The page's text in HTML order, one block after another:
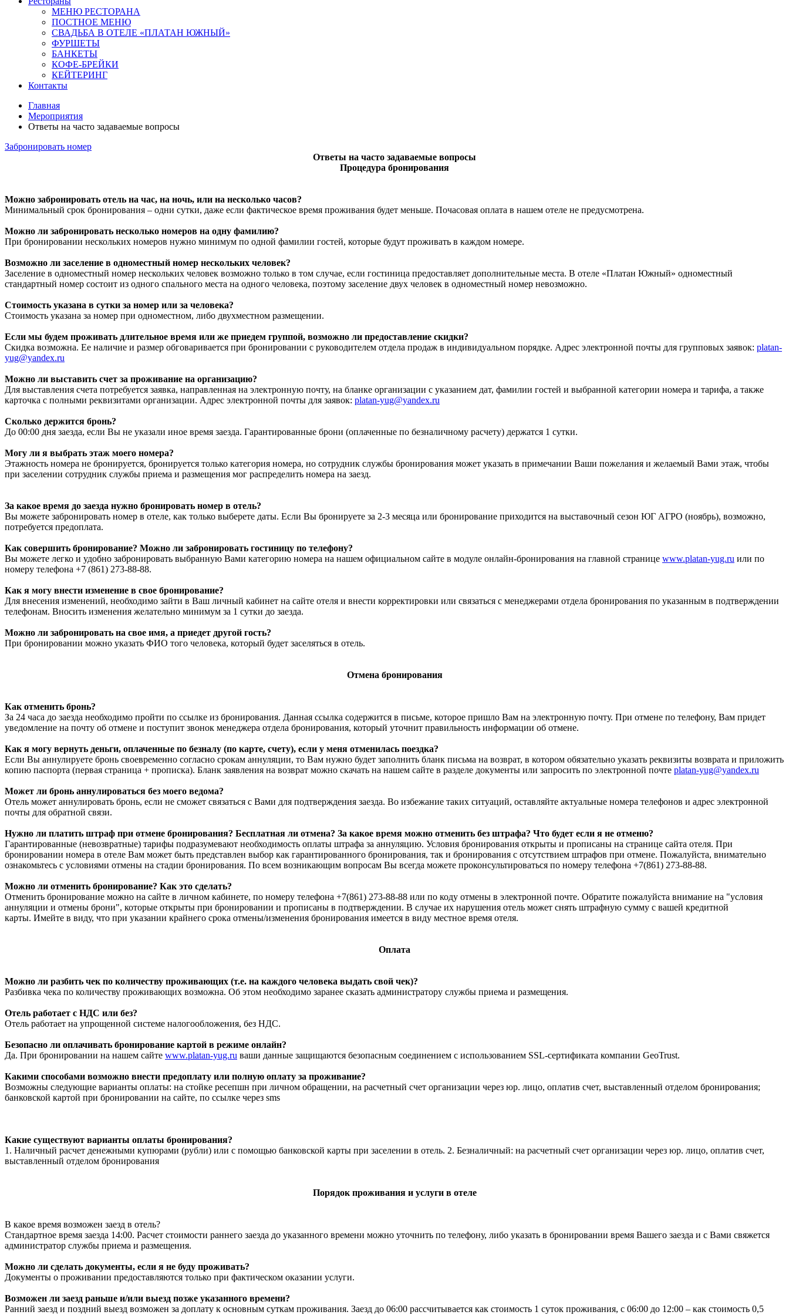
МЕНЮ РЕСТОРАНА
ПОСТНОЕ МЕНЮ
СВАДЬБА В ОТЕЛЕ «ПЛАТАН ЮЖНЫЙ»
ФУРШЕТЫ
БАНКЕТЫ
КОФЕ-БРЕЙКИ
КЕЙТЕРИНГ
Контакты
Главная
Мероприятия
Ответы на часто задаваемые вопросы
Забронировать номер
Ответы на часто задаваемые вопросы
Процедура бронирования
Можно забронировать отель на час, на ночь, или на несколько часов?
Минимальный срок бронирования – одни сутки, даже если фактическое время проживания будет меньше. Почасовая оплата в нашем отеле не предусмотрена.
Можно ли забронировать несколько номеров на одну фамилию?
При бронировании нескольких номеров нужно минимум по одной фамилии гостей, которые будут проживать в каждом номере.
Возможно ли заселение в одноместный номер нескольких человек?
Заселение в одноместный номер нескольких человек возможно только в том случае, если гостиница предоставляет дополнительные места. В отеле «Платан Южный» одноместный
стандартный номер состоит из одного спального места на одного человека, поэтому заселение двух человек в одноместный номер невозможно.
Стоимость указана в сутки за номер или за человека?
Стоимость указана за номер при одноместном, либо двухместном размещении.
Если мы будем проживать длительное время или же приедем группой, возможно ли предоставление скидки?
Скидка возможна. Ее наличие и размер обговаривается при бронировании с руководителем отдела продаж в индивидуальном порядке. Адрес электронной почты для групповых заявок: platan-
yug@yandex.ru
Можно ли выставить счет за проживание на организацию?
Для выставления счета потребуется заявка, направленная на электронную почту, на бланке организации с указанием дат, фамилии гостей и выбранной категории номера и тарифа, а также
карточка с полными реквизитами организации. Адрес электронной почты для заявок: platan-yug@yandex.ru
Сколько держится бронь?
До 00:00 дня заезда, если Вы не указали иное время заезда. Гарантированные брони (оплаченные по безналичному расчету) держатся 1 сутки.
Могу ли я выбрать этаж моего номера?
Этажность номера не бронируется, бронируется только категория номера, но сотрудник службы бронирования может указать в примечании Ваши пожелания и желаемый Вами этаж, чтобы
при заселении сотрудник службы приема и размещения мог распределить номера на заезд.
За какое время до заезда нужно бронировать номер в отель?
Вы можете забронировать номер в отеле, как только выберете даты. Если Вы бронируете за 2-3 месяца или бронирование приходится на выставочный сезон ЮГ АГРО (ноябрь), возможно,
потребуется предоплата.
Как совершить бронирование? Можно ли забронировать гостиницу по телефону?
Вы можете легко и удобно забронировать выбранную Вами категорию номера на нашем официальном сайте в модуле онлайн-бронирования на главной странице www.platan-yug.ru или по
номеру телефона +7 (861) 273-88-88.
Как я могу внести изменение в свое бронирование?
Для внесения изменений, необходимо зайти в Ваш личный кабинет на сайте отеля и внести корректировки или связаться с менеджерами отдела бронирования по указанным в подтверждении
телефонам. Вносить изменения желательно минимум за 1 сутки до заезда.
Можно ли забронировать на свое имя, а приедет другой гость?
При бронировании можно указать ФИО того человека, который будет заселяться в отель.
Отмена бронирования
Как отменить бронь?
За 24 часа до заезда необходимо пройти по ссылке из бронирования. Данная ссылка содержится в письме, которое пришло Вам на электронную почту. При отмене по телефону, Вам придет
уведомление на почту об отмене и поступит звонок менеджера отдела бронирования, который уточнит правильность информации об отмене.
Как я могу вернуть деньги, оплаченные по безналу (по карте, счету), если у меня отменилась поездка?
Если Вы аннулируете бронь своевременно согласно срокам аннуляции, то Вам нужно будет заполнить бланк письма на возврат, в котором обязательно указать реквизиты возврата и приложить
копию паспорта (первая страница + прописка). Бланк заявления на возврат можно скачать на нашем сайте в разделе документы или запросить по электронной почте platan-yug@yandex.ru
Может ли бронь аннулироваться без моего ведома?
Отель может аннулировать бронь, если не сможет связаться с Вами для подтверждения заезда. Во избежание таких ситуаций, оставляйте актуальные номера телефонов и адрес электронной
почты для обратной связи.
Нужно ли платить штраф при отмене бронирования? Бесплатная ли отмена? За какое время можно отменить без штрафа? Что будет если я не отменю?
Гарантированные (невозвратные) тарифы подразумевают необходимость оплаты штрафа за аннуляцию. Условия бронирования открыты и прописаны на странице сайта отеля. При
бронировании номера в отеле Вам может быть представлен выбор как гарантированного бронирования, так и бронирования с отсутствием штрафов при отмене. Пожалуйста, внимательно
ознакомьтесь с условиями отмены на стадии бронирования. По всем возникающим вопросам Вы всегда можете проконсультироваться по номеру телефона +7(861) 273-88-88.
Можно ли отменить бронирование? Как это сделать?
Отменить бронирование можно на сайте в личном кабинете, по номеру телефона +7(861) 273-88-88 или по коду отмены в электронной почте. Обратите пожалуйста внимание на "условия
аннуляции и отмены брони", которые открыты при бронировании и прописаны в подтверждении. В случае их нарушения отель может снять штрафную сумму с вашей кредитной
карты. Имейте в виду, что при указании крайнего срока отмены/изменения бронирования имеется в виду местное время отеля.
Оплата
Можно ли разбить чек по количеству проживающих (т.е. на каждого человека выдать свой чек)?
Разбивка чека по количеству проживающих возможна. Об этом необходимо заранее сказать администратору службы приема и размещения.
Отель работает с НДС или без?
Отель работает на упрощенной системе налогообложения, без НДС.
Безопасно ли оплачивать бронирование картой в режиме онлайн?
Да. При бронировании на нашем сайте www.platan-yug.ru ваши данные защищаются безопасным соединением с использованием SSL-сертификата компании GeoTrust.
Какими способами возможно внести предоплату или полную оплату за проживание?
Возможны следующие варианты оплаты: на стойке ресепшн при личном обращении, на расчетный счет организации через юр. лицо, оплатив счет, выставленный отделом бронирования;
банковской картой при бронировании на сайте, по ссылке через sms
Какие существуют варианты оплаты бронирования?
1. Наличный расчет денежными купюрами (рубли) или с помощью банковской карты при заселении в отель. 2. Безналичный: на расчетный счет организации через юр. лицо, оплатив счет,
выставленный отделом бронирования
Порядок проживания и услуги в отеле
В какое время возможен заезд в отель?
Стандартное время заезда 14:00. Расчет стоимости раннего заезда до указанного времени можно уточнить по телефону, либо указать в бронировании время Вашего заезда и с Вами свяжется
администратор службы приема и размещения.
Можно ли сделать документы, если я не буду проживать?
Документы о проживании предоставляются только при фактическом оказании услуги.
Возможен ли заезд раньше и/или выезд позже указанного времени?
Ранний заезд и поздний выезд возможен за доплату к основным суткам проживания. Заезд до 06:00 рассчитывается как стоимость 1 суток проживания, с 06:00 до 12:00 – как стоимость 0,5